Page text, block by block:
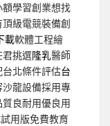
學習創業想找
級電競裝備創
載軟體工程繪
君挑選隆乳醫師
北條件評估台
龍設備採用專
良耐用優良用
試用版免費教育